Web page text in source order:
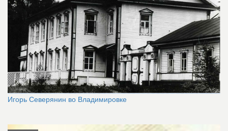
Игорь Северянин во Владимировке